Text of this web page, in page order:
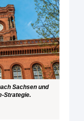
Sachsen und
Strategie.